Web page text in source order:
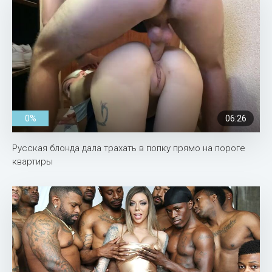
0% 06:26
Русская блонда дала трахать в попку прямо на пороге
квартиры